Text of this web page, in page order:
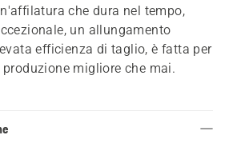
che dura nel tempo,
un allungamento
efficienza di taglio, è fatta per
produzione migliore che mai.